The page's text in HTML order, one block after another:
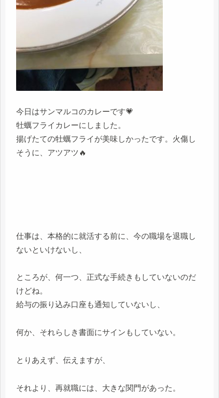
今日はサンマルコのカレーです💗
牡蠣フライカレーにしました。
揚げたての牡蠣フライが美味しかったです。火傷し
そうに、アツアツ🔥
仕事は、本格的に就活する前に、今の職場を退職し
ないといけないし、
ところが、何一つ、正式な手続きもしていないのだ
けどね。
給与の振り込み口座も通知していないし、
何か、それらしき書面にサインもしていない。
とりあえず、伝えますが、
それより、再就職には、大きな関門があった。